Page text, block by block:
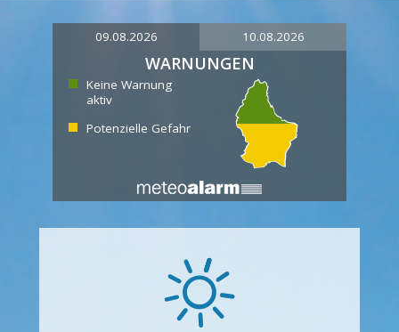
09.08.2026 10.08.2026
WARNUNGEN
Keine Warnung
aktiv
Potenzielle Gefahr